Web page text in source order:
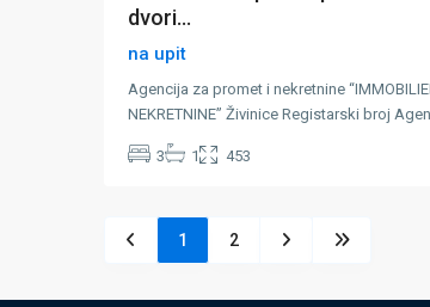
dvori...
na upit
Agencija za promet i nekretnine
NEKRETNINE” Živinice Registarski broj
3 1 453
1 2